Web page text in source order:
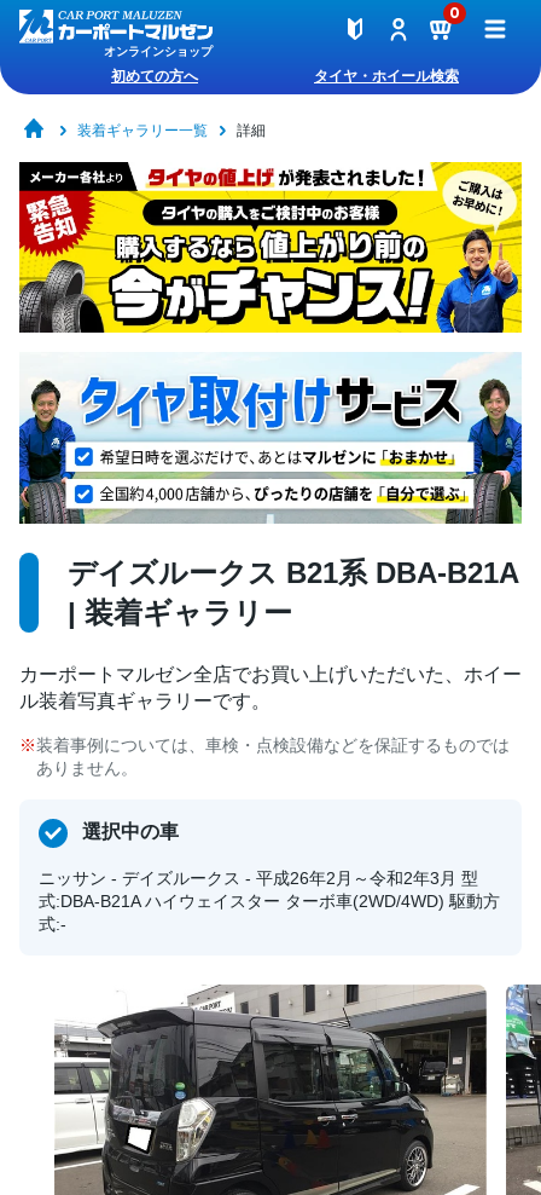
オンラインショップ
0
初めての方へ タイヤ・ホイール検索
装着ギャラリー一覧 詳細
デイズルークス B21系 DBA-B21A
| 装着ギャラリー
カーポートマルゼン全店でお買い上げいただいた、ホイー
ル装着写真ギャラリーです。
装着事例については、車検・点検設備などを保証するものでは
ありません。
選択中の車
ニッサン - デイズルークス - 平成26年2月～令和2年3月 型
式:DBA-B21A ハイウェイスター ターボ車(2WD/4WD) 駆動方
式:-